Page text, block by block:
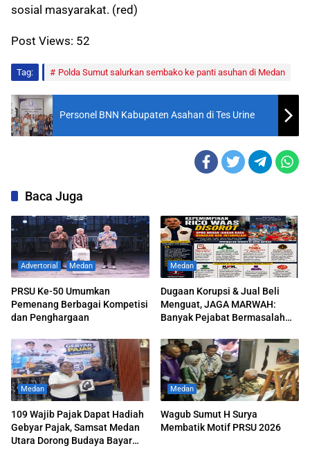
sosial masyarakat. (red)
Post Views: 52
Tag: Polda Sumut salurkan sembako ke panti asuhan di Medan
Personel BNN Kabupaten Asahan di Tes Urine
Baca Juga
Advertorial Medan
PRSU Ke-50 Umumkan
Pemenang Berbagai Kompetisi
dan Penghargaan
Medan
Dugaan Korupsi & Jual Beli
Menguat, JAGA MARWAH:
Banyak Pejabat Bermasalah
Waas
Medan
109 Wajib Pajak Dapat Hadiah
Gebyar Pajak, Samsat Medan
Utara Dorong Budaya Bayar
Medan
‎Wagub Sumut H Surya
Membatik Motif PRSU 2026